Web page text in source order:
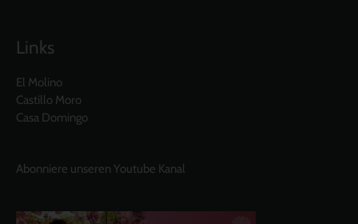
Links
El Molino
Castillo Moro
Casa Domingo
Abonniere unseren Youtube Kanal